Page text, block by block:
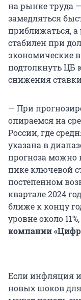
на рынке труда
замедляться
приближаться, а
стабилен при
экономические
подтолкнуть ЦБ
снижения
— При
опираемся на
России, где
указана в
прогноза можно
пике ключевой
постепенном
квартале 2024
ближе к концу
уровне около
компании
Если инфляция
новых шоков